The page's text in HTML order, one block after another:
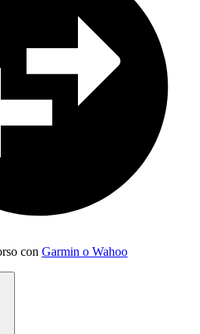
con Garmin o Wahoo